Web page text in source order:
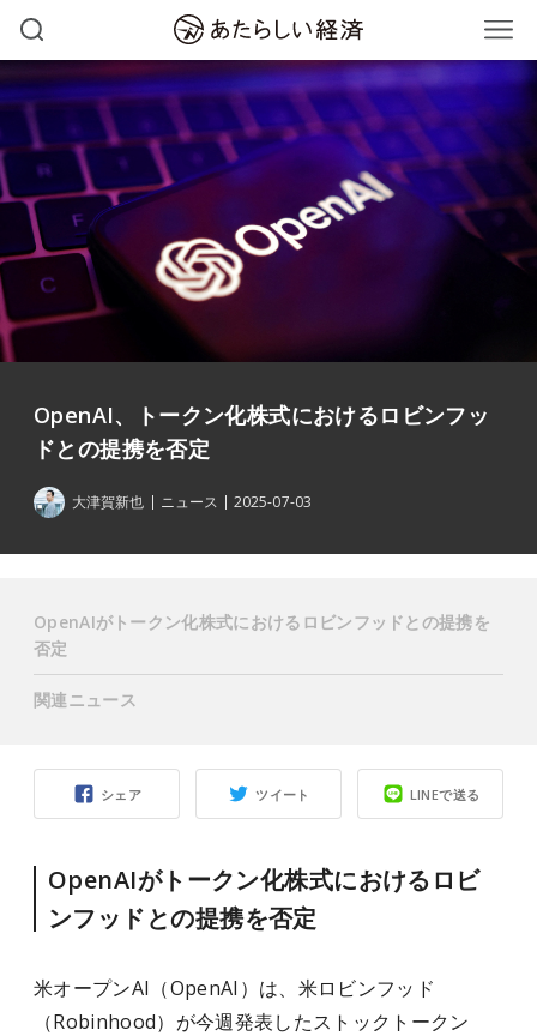
OpenAI、トークン化株式におけるロビンフッ
ドとの提携を否定
大津賀新也 ニュース 2025-07-03
シェア ツイート LINEで送る
OpenAIがトークン化株式におけるロビ
ンフッドとの提携を否定
米オープンAI（OpenAI）は、米ロビンフッド
（Robinhood）が今週発表したストックトークン
OpenAIがトークン化株式におけるロビンフッドとの提携を
否定
関連ニュース